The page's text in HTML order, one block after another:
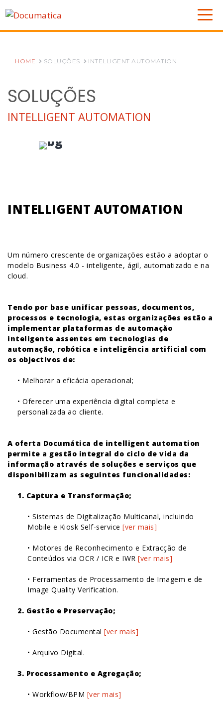
HOME SOLUÇÕES INTELLIGENT AUTOMATION
SOLUÇÕES
INTELLIGENT AUTOMATION
INTELLIGENT AUTOMATION
Um número crescente de organizações estão a adoptar o
modelo Business 4.0 - inteligente, ágil, automatizado e na
cloud.
Tendo por base unificar pessoas, documentos,
processos e tecnologia, estas organizações estão a
implementar plataformas de automação
inteligente assentes em tecnologias de
automação, robótica e inteligência artificial com
os objectivos de:
• Melhorar a eficácia operacional;
• Oferecer uma experiência digital completa e
personalizada ao cliente.
A oferta Documática de intelligent automation
permite a gestão integral do ciclo de vida da
informação através de soluções e serviços que
disponibilizam as seguintes funcionalidades:
1. Captura e Transformação;
• Sistemas de Digitalização Multicanal, incluindo
Mobile e Kiosk Self-service [ver mais]
• Motores de Reconhecimento e Extracção de
Conteúdos via OCR / ICR e IWR [ver mais]
• Ferramentas de Processamento de Imagem e de
Image Quality Verification.
2. Gestão e Preservação;
• Gestão Documental [ver mais]
• Arquivo Digital.
3. Processamento e Agregação;
• Workflow/BPM [ver mais]